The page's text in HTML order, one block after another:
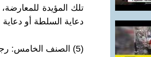
تلك المؤيدة
دعاية السلطة أو دعاية
(5) الصنف الخامس: رجال المخابرات!